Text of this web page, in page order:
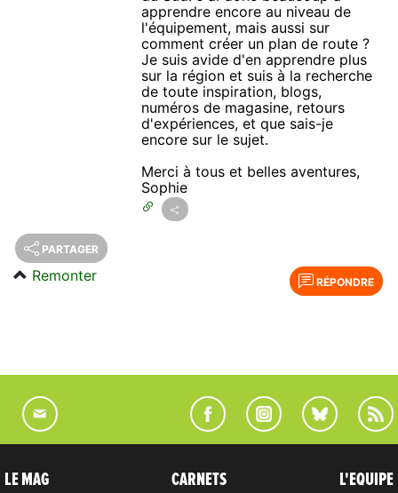
apprendre encore au niveau de
l'équipement, mais aussi sur
comment créer un plan de route ?
Je suis avide d'en apprendre plus
sur la région et suis à la recherche
de toute inspiration, blogs,
numéros de magasine, retours
d'expériences, et que sais-je
encore sur le sujet.
Merci à tous et belles aventures,
Sophie
PARTAGER
RÉPONDRE
Remonter
LE MAG CARNETS L'EQUIPE